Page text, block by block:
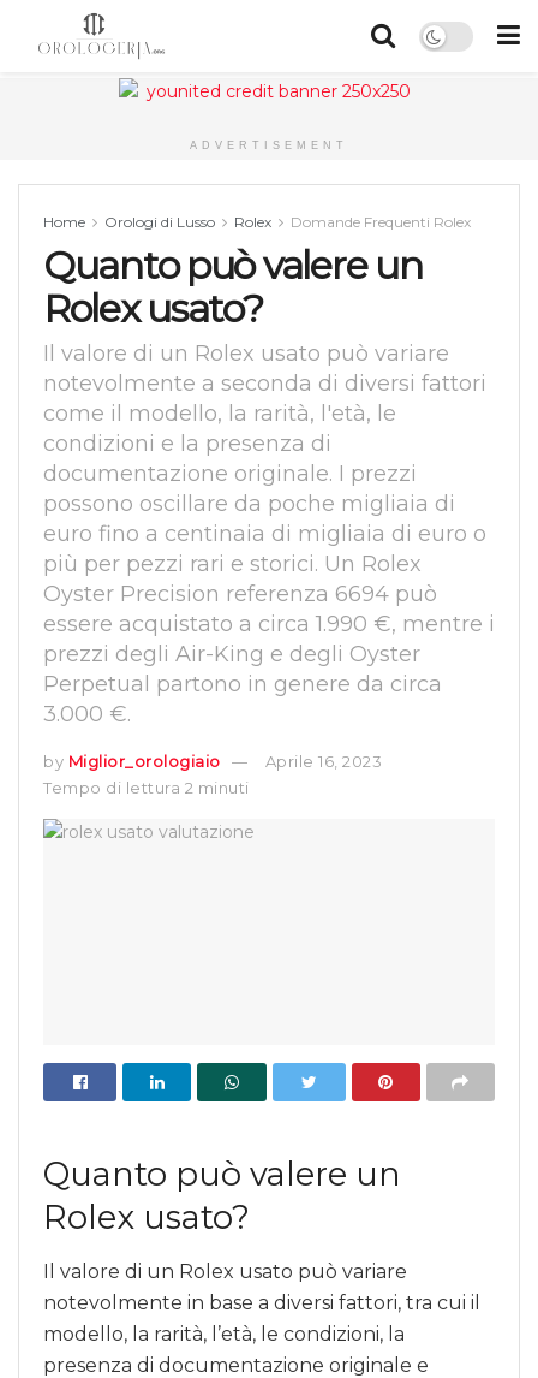
ADVERTISEMENT
Home Orologi di Lusso Rolex Domande Frequenti Rolex
Quanto può valere un
Rolex usato?
Il valore di un Rolex usato può variare
notevolmente a seconda di diversi fattori
come il modello, la rarità, l'età, le
condizioni e la presenza di
documentazione originale. I prezzi
possono oscillare da poche migliaia di
euro fino a centinaia di migliaia di euro o
più per pezzi rari e storici. Un Rolex
Oyster Precision referenza 6694 può
essere acquistato a circa 1.990 €, mentre i
prezzi degli Air-King e degli Oyster
Perpetual partono in genere da circa
3.000 €.
by Miglior_orologiaio
Aprile 16, 2023
Tempo di lettura 2 minuti
Quanto può valere un
Rolex usato?
Il valore di un Rolex usato può variare
notevolmente in base a diversi fattori, tra cui il
modello, la rarità, l’età, le condizioni, la
presenza di documentazione originale e